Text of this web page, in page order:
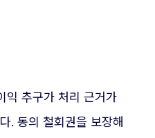
익 추구가 처리 근거가
. 동의 철회권을 보장해